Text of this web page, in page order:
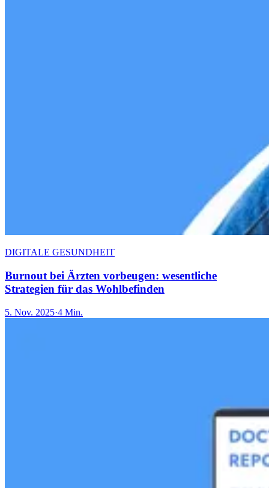
DIGITALE GESUNDHEIT
Burnout bei Ärzten vorbeugen: wesentliche
Strategien für das Wohlbefinden
5. Nov. 2025·4 Min.